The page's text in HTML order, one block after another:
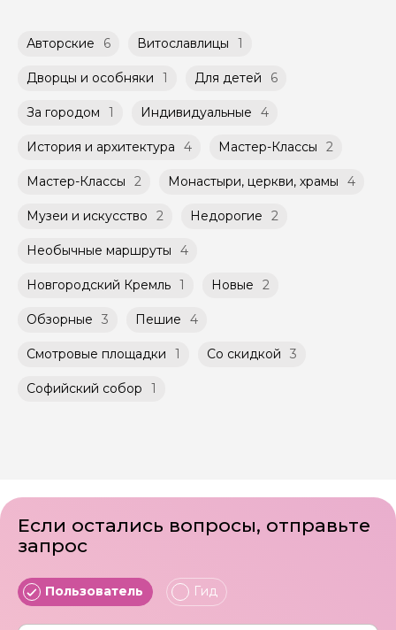
заблаговременно до начала путешествия,
указанной на странице самого тура и
Агрегатором дополнительного соглашения
к Оферте Сервиса.
Способы оплаты на сайте: Картой
российского банка можно оплатить любую
экскурсию.
Групповые экскурсии проходят по
Помимо Вас, на групповой экскурсии могут
быть незнакомые для Вас люди.
Мини-группы проводятся на тех же
участников ограничено (группа может быть
Авторские 6 Витославлицы 1
Дворцы и особняки 1 Для детей 6
За городом 1 Индивидуальные 4
История и архитектура 4 Мастер-Классы 2
Мастер-Классы 2 Монастыри, церкви, храмы 4
Музеи и искусство 2 Недорогие 2
Необычные маршруты 4
Новгородский Кремль 1 Новые 2
Обзорные 3 Пешие 4
Смотровые площадки 1 Со скидкой 3
Софийский собор 1
Если остались вопросы, отправьте
запрос
Пользователь Гид